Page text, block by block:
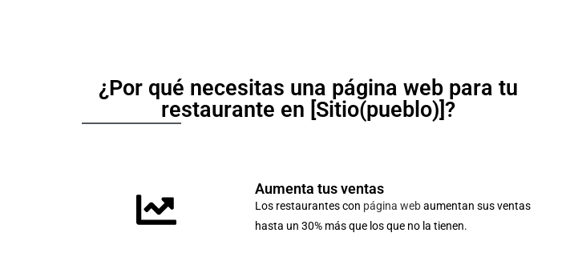
¿Por qué necesitas una página web para tu
restaurante en [Sitio(pueblo)]?
Aumenta tus ventas
Los restaurantes con página webaumentan sus ventas
hasta un 30% más que los que no la tienen.